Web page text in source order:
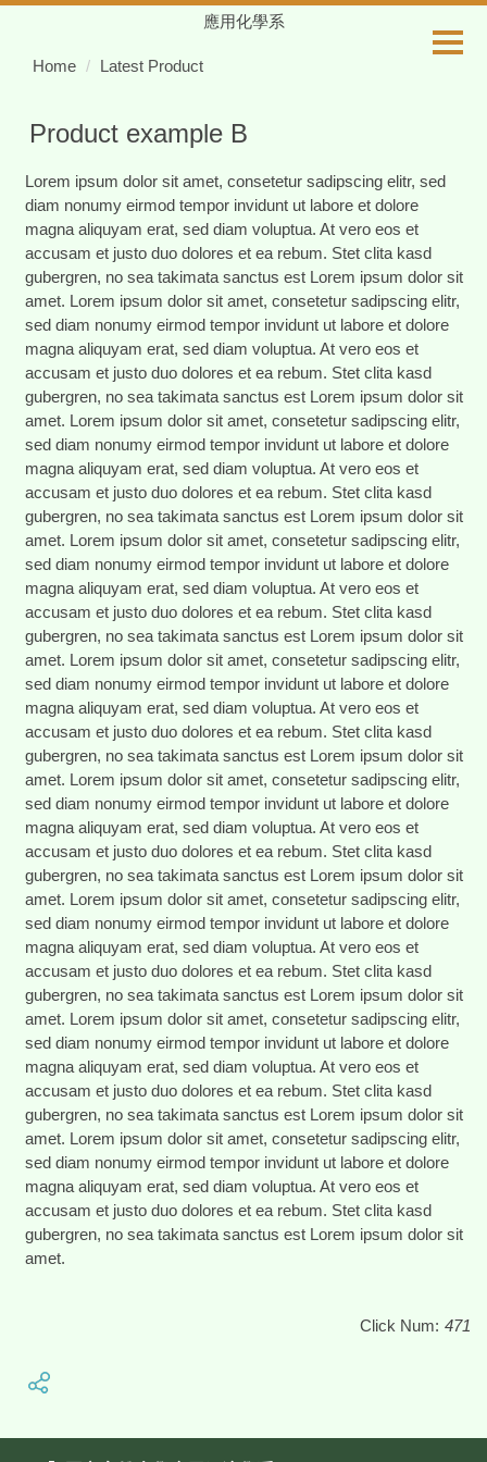
block
應用化學系
Home Latest Product
Product example B
Lorem ipsum dolor sit amet, consetetur sadipscing elitr, sed
diam nonumy eirmod tempor invidunt ut labore et dolore
magna aliquyam erat, sed diam voluptua. At vero eos et
accusam et justo duo dolores et ea rebum. Stet clita kasd
gubergren, no sea takimata sanctus est Lorem ipsum dolor sit
amet. Lorem ipsum dolor sit amet, consetetur sadipscing elitr,
sed diam nonumy eirmod tempor invidunt ut labore et dolore
magna aliquyam erat, sed diam voluptua. At vero eos et
accusam et justo duo dolores et ea rebum. Stet clita kasd
gubergren, no sea takimata sanctus est Lorem ipsum dolor sit
amet. Lorem ipsum dolor sit amet, consetetur sadipscing elitr,
sed diam nonumy eirmod tempor invidunt ut labore et dolore
magna aliquyam erat, sed diam voluptua. At vero eos et
accusam et justo duo dolores et ea rebum. Stet clita kasd
gubergren, no sea takimata sanctus est Lorem ipsum dolor sit
amet. Lorem ipsum dolor sit amet, consetetur sadipscing elitr,
sed diam nonumy eirmod tempor invidunt ut labore et dolore
magna aliquyam erat, sed diam voluptua. At vero eos et
accusam et justo duo dolores et ea rebum. Stet clita kasd
gubergren, no sea takimata sanctus est Lorem ipsum dolor sit
amet. Lorem ipsum dolor sit amet, consetetur sadipscing elitr,
sed diam nonumy eirmod tempor invidunt ut labore et dolore
magna aliquyam erat, sed diam voluptua. At vero eos et
accusam et justo duo dolores et ea rebum. Stet clita kasd
gubergren, no sea takimata sanctus est Lorem ipsum dolor sit
amet. Lorem ipsum dolor sit amet, consetetur sadipscing elitr,
sed diam nonumy eirmod tempor invidunt ut labore et dolore
magna aliquyam erat, sed diam voluptua. At vero eos et
accusam et justo duo dolores et ea rebum. Stet clita kasd
gubergren, no sea takimata sanctus est Lorem ipsum dolor sit
amet. Lorem ipsum dolor sit amet, consetetur sadipscing elitr,
sed diam nonumy eirmod tempor invidunt ut labore et dolore
magna aliquyam erat, sed diam voluptua. At vero eos et
accusam et justo duo dolores et ea rebum. Stet clita kasd
gubergren, no sea takimata sanctus est Lorem ipsum dolor sit
amet. Lorem ipsum dolor sit amet, consetetur sadipscing elitr,
sed diam nonumy eirmod tempor invidunt ut labore et dolore
magna aliquyam erat, sed diam voluptua. At vero eos et
accusam et justo duo dolores et ea rebum. Stet clita kasd
gubergren, no sea takimata sanctus est Lorem ipsum dolor sit
amet. Lorem ipsum dolor sit amet, consetetur sadipscing elitr,
sed diam nonumy eirmod tempor invidunt ut labore et dolore
magna aliquyam erat, sed diam voluptua. At vero eos et
accusam et justo duo dolores et ea rebum. Stet clita kasd
gubergren, no sea takimata sanctus est Lorem ipsum dolor sit
amet.
Click Num: 471